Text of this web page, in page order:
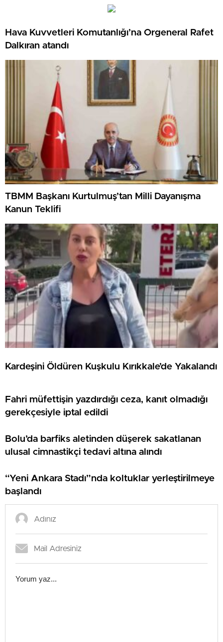
Hava Kuvvetleri Komutanlığı’na Orgeneral Rafet
Dalkıran atandı
TBMM Başkanı Kurtulmuş’tan Milli Dayanışma
Kanun Teklifi
Kardeşini Öldüren Kuşkulu Kırıkkale’de Yakalandı
Fahri müfettişin yazdırdığı ceza, kanıt olmadığı
gerekçesiyle iptal edildi
Bolu’da barfiks aletinden düşerek sakatlanan
ulusal cimnastikçi tedavi altına alındı
“Yeni Ankara Stadı”nda koltuklar yerleştirilmeye
başlandı